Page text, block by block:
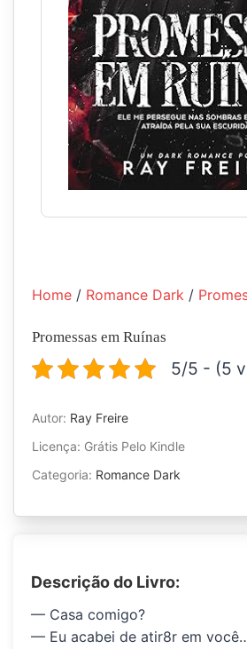
Home / Romance Dark /
Promessas em Ruínas
5/5 - (5
Autor: Ray Freire
Licença: Grátis Pelo Kindle
Categoria: Romance Dark
Descrição do Livro:
— Casa comigo?
— Eu acabei de atir8r em